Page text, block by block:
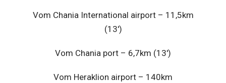
Vom Chania International airport – 11,5km
(13′)
Vom Chania port – 6,7km (13′)
Vom Heraklion airport – 140km